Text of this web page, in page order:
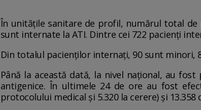
În unitățile sanitare de profil, numărul total de
sunt internate la ATI. Dintre cei 722 pacienți
Din totalul pacienților internați, 90 sunt minori,
Până la această dată, la nivel național, au fost
antigenice. În ultimele 24 de ore au fost
protocolului medical și 5.320 la cerere) și